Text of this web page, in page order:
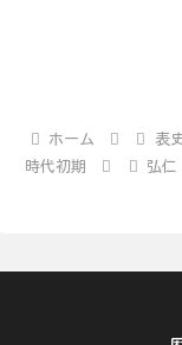
ホーム 表
時代初期
弘仁